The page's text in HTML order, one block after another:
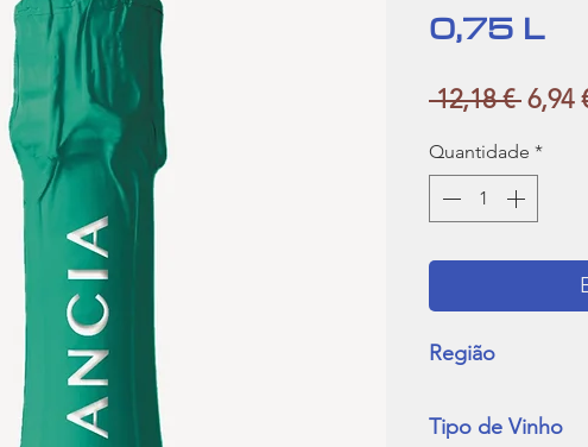
0,75 L
12,18 € Preço
6,94
Quantidade *
Região
Tipo de Vinho